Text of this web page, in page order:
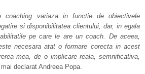
coaching variaza in functie de obiectivele
si disponibilitatea clientului, dar, in egala
pe care le are un coach. De aceea,
necesara atat o formare corecta in acest
mea, de o implicare reala, semnificativa,
declarat Andreea Popa.